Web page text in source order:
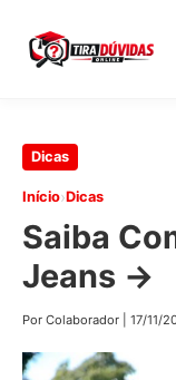
Pular
conteúdo
principal
Dicas
Início›Dicas
Saiba
Jeans →
Por Colaborador 17/11/